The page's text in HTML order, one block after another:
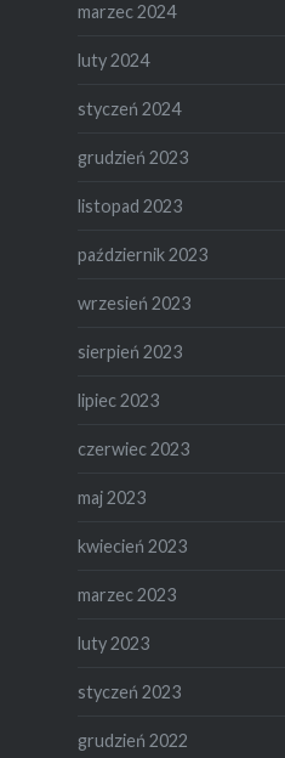
marzec 2024
luty 2024
styczeń 2024
grudzień 2023
listopad 2023
październik 2023
wrzesień 2023
sierpień 2023
lipiec 2023
czerwiec 2023
maj 2023
kwiecień 2023
marzec 2023
luty 2023
styczeń 2023
grudzień 2022